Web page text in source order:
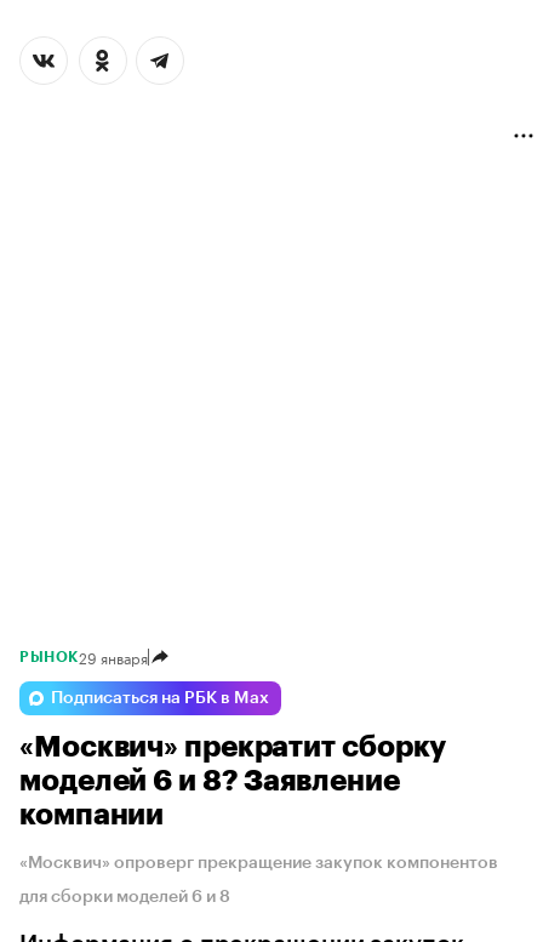
РЫНОК29 января
Подписаться на РБК в Max
«Москвич» прекратит сборку
моделей 6 и 8? Заявление
компании
«Москвич» опроверг прекращение закупок компонентов
для сборки моделей 6 и 8